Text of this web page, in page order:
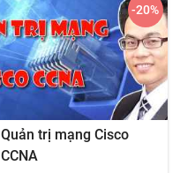
Quản trị mạng Cisco
CCNA
-20%